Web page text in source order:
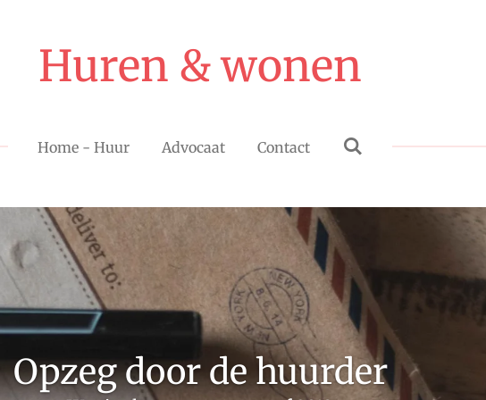
Huren & wonen
Home - Huur Advocaat Contact
Opzeg door de huurder